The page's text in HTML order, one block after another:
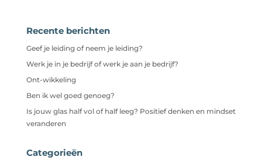
Recente berichten
Geef je leiding of neem je leiding?
Werk je in je bedrijf of werk je aan je bedrijf?
Ont-wikkeling
Ben ik wel goed genoeg?
Is jouw glas half vol of half leeg? Positief denken en mindset
veranderen
Categorieën